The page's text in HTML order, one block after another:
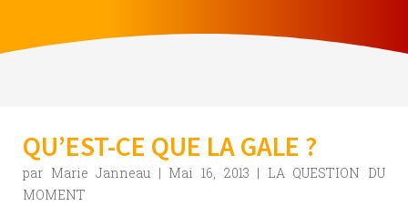
QU’EST-CE QUE LA GALE ?
par Marie Janneau | Mai 16, 2013 | LA QUESTION DU
MOMENT